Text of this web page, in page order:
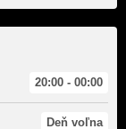
20:00 - 00:00
Deň voľna